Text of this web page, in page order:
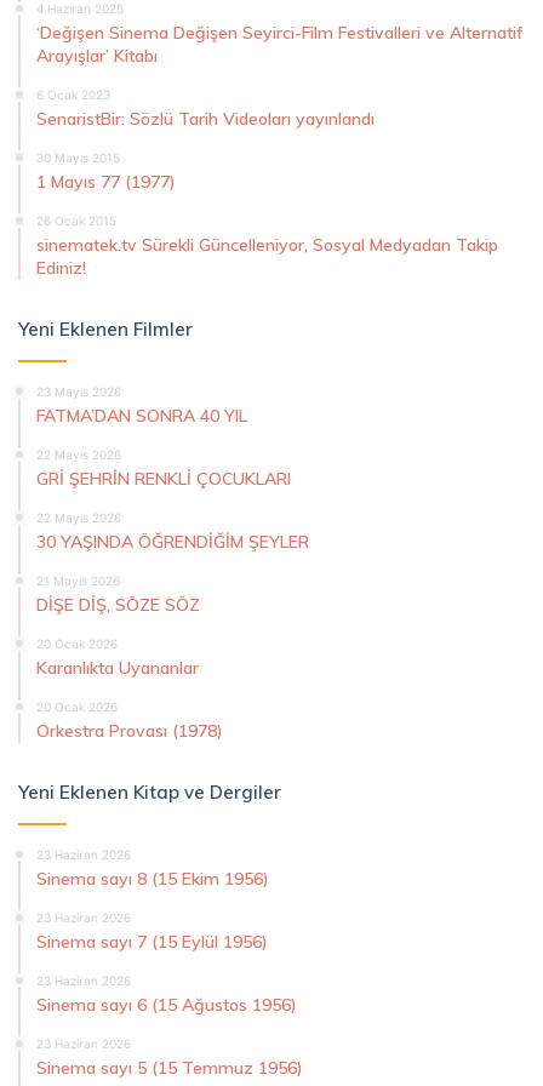
4 Haziran 2025
‘Değişen Sinema Değişen Seyirci-Film Festivalleri ve Alternatif
Arayışlar’ Kitabı
6 Ocak 2023
SenaristBir: Sözlü Tarih Videoları yayınlandı
30 Mayıs 2015
1 Mayıs 77 (1977)
26 Ocak 2015
sinematek.tv Sürekli Güncelleniyor, Sosyal Medyadan Takip
Ediniz!
Yeni Eklenen Filmler
23 Mayıs 2026
FATMA’DAN SONRA 40 YIL
22 Mayıs 2026
GRİ ŞEHRİN RENKLİ ÇOCUKLARI
22 Mayıs 2026
30 YAŞINDA ÖĞRENDİĞİM ŞEYLER
21 Mayıs 2026
DİŞE DİŞ, SÖZE SÖZ
20 Ocak 2026
Karanlıkta Uyananlar
20 Ocak 2026
Orkestra Provası (1978)
Yeni Eklenen Kitap ve Dergiler
23 Haziran 2026
Sinema sayı 8 (15 Ekim 1956)
23 Haziran 2026
Sinema sayı 7 (15 Eylül 1956)
23 Haziran 2026
Sinema sayı 6 (15 Ağustos 1956)
23 Haziran 2026
Sinema sayı 5 (15 Temmuz 1956)